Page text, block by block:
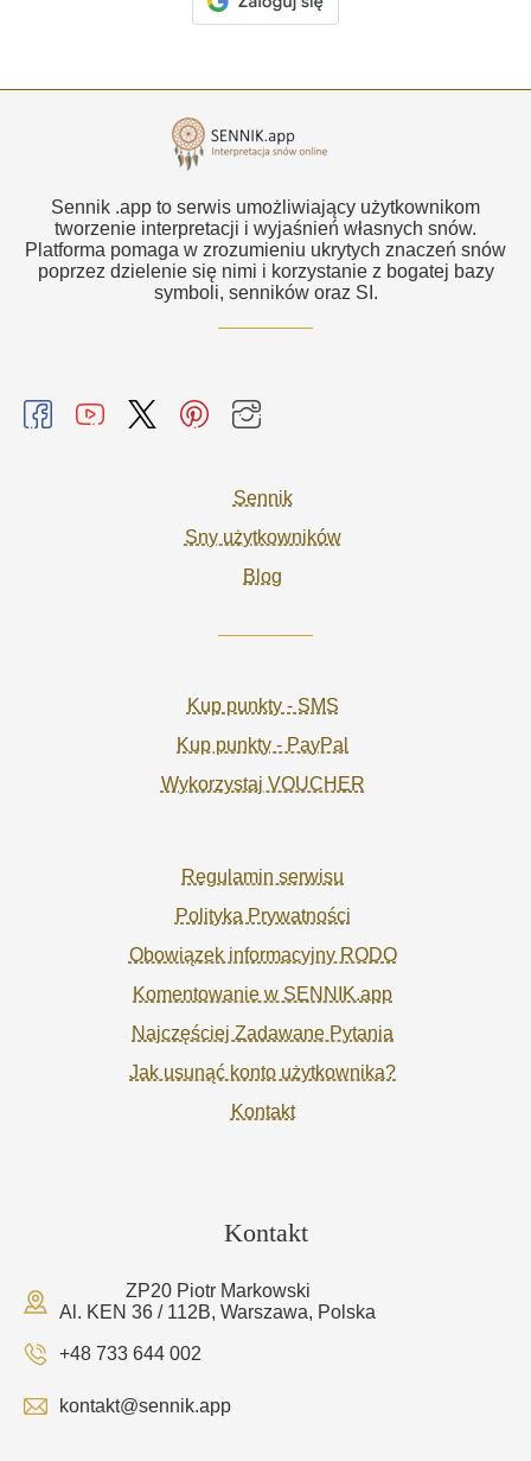
Sennik .app to serwis umożliwiający użytkownikom
tworzenie interpretacji i wyjaśnień własnych snów.
Platforma pomaga w zrozumieniu ukrytych znaczeń snów
poprzez dzielenie się nimi i korzystanie z bogatej bazy
symboli, senników oraz SI.
Sennik
Sny użytkowników
Blog
Kup punkty - SMS
Kup punkty - PayPal
Wykorzystaj VOUCHER
Regulamin serwisu
Polityka Prywatności
Obowiązek informacyjny RODO
Komentowanie w SENNIK.app
Najczęściej Zadawane Pytania
Jak usunąć konto użytkownika?
Kontakt
Kontakt
ZP20 Piotr Markowski
Al. KEN 36 / 112B, Warszawa, Polska
+48 733 644 002
kontakt@sennik.app